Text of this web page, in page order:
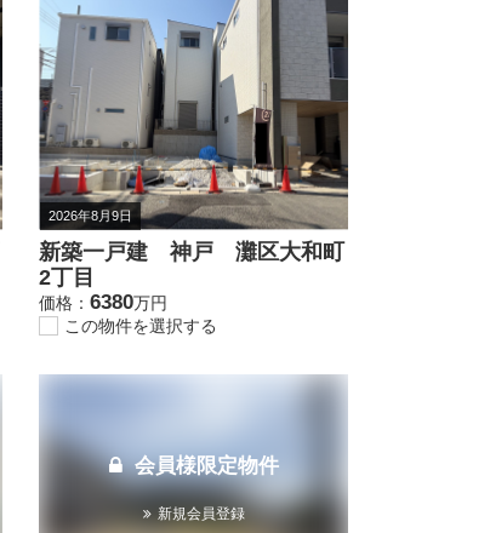
2026年8月9日
新築一戸建 神戸 灘区大和町
2丁目
価格： 6380万円
この物件を選択する
会員様限定物件
新規会員登録